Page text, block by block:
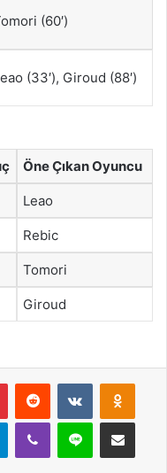
(60′)
(33′), Giroud (88′)
Öne Çıkan Oyuncu
Leao
Rebic
Tomori
Giroud
PinterestReddit VKontakte
TelegramViber Line E-Posta ile